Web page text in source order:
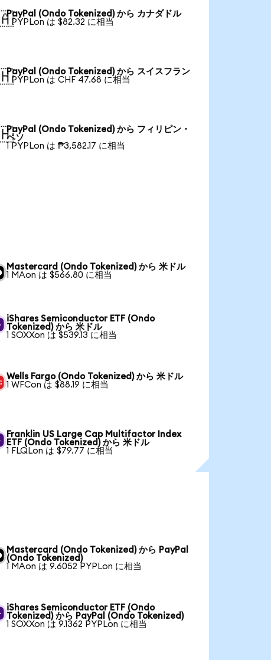
PayPal (Ondo Tokenized) から カナダドル
1 PYPLon は $82.32 に相当
PayPal (Ondo Tokenized) から スイスフラン
1 PYPLon は CHF 47.68 に相当
PayPal (Ondo Tokenized) から フィリピン・
ペソ
1 PYPLon は ₱3,582.17 に相当
Mastercard (Ondo Tokenized) から 米ドル
1 MAon は $566.80 に相当
iShares Semiconductor ETF (Ondo
Tokenized) から 米ドル
1 SOXXon は $539.13 に相当
Wells Fargo (Ondo Tokenized) から 米ドル
1 WFCon は $88.19 に相当
Franklin US Large Cap Multifactor Index
ETF (Ondo Tokenized) から 米ドル
1 FLQLon は $79.77 に相当
Mastercard (Ondo Tokenized) から PayPal
(Ondo Tokenized)
1 MAon は 9.6052 PYPLon に相当
iShares Semiconductor ETF (Ondo
Tokenized) から PayPal (Ondo Tokenized)
1 SOXXon は 9.1362 PYPLon に相当